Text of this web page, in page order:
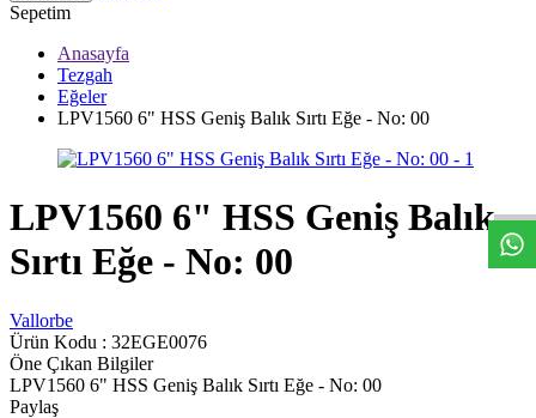
Sepetim
Anasayfa
Tezgah
Eğeler
LPV1560 6" HSS Geniş Balık Sırtı Eğe - No: 00
LPV1560 6" HSS Geniş Balık
Sırtı Eğe - No: 00
Vallorbe
Ürün Kodu : 32EGE0076
Öne Çıkan Bilgiler
LPV1560 6" HSS Geniş Balık Sırtı Eğe - No: 00
Paylaş